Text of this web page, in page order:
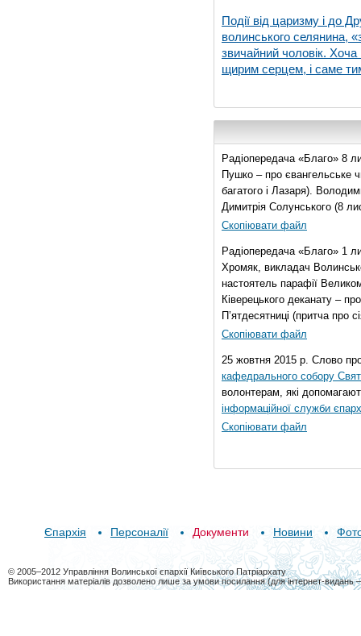
Події від царизму і до
волинського селянина,
звичайний чоловік. Хоча
щирим серцем, і саме
Радіопередача «Благо» 8
Пушко – про євангельське
багатого і Лазаря).
Димитрія Солунського (8
Скопіювати файл
Радіопередача «Благо» 1
Хромяк, викладач
настоятель парафії
Ківерецького деканату –
П’ятдесятниці (притча про
Скопіювати файл
25 жовтня 2015 р. Слово
кафедрального собору
волонтерам, які
інформаційної служби
Скопіювати файл
Єпархія Персоналії Документи Новини
© 2005–2012 Управління Волинської єпархії Київського Патріархату
Використання матеріалів дозволено лише за умови посилання (для інтернет-видань